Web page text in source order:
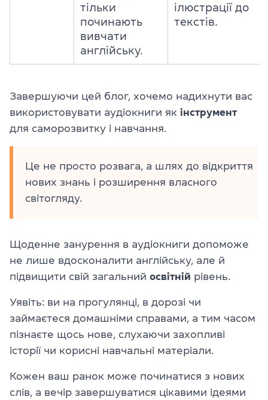
тільки
починають
вивчати
англійську.
ілюстрації до
текстів.
Завершуючи цей блог, хочемо надихнути вас
використовувати аудіокниги як інструмент
для саморозвитку і навчання.
Це не просто розвага, а шлях до відкриття
нових знань і розширення власного
світогляду.
Щоденне занурення в аудіокниги допоможе
не лише вдосконалити англійську, але й
підвищити свій загальний освітній рівень.
Уявіть: ви на прогулянці, в дорозі чи
займаєтеся домашніми справами, а тим часом
пізнаєте щось нове, слухаючи захопливі
історії чи корисні навчальні матеріали.
Кожен ваш ранок може починатися з нових
слів, а вечір завершуватися цікавими ідеями